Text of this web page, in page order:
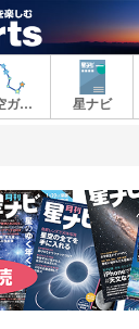
星空ガイド 星ナビ